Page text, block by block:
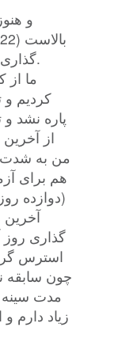
گذاری من روز 18 ام است.
ما از
کردیم و
پاره نشد
از
من به
هم برای
(دوازده
گذاری روز
استرس
چون سابقه
مدت
زیاد دارم